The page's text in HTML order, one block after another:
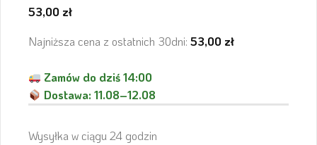
53,00 zł
Najniższa cena z ostatnich 30dni: 53,00 zł
Zamów do dziś 14:00
Dostawa:11.08–12.08
Wysyłka w ciągu 24 godzin